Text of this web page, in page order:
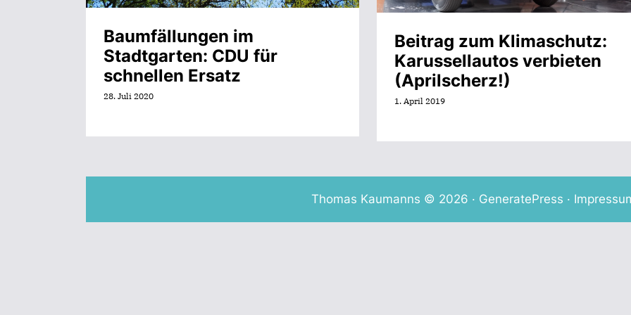
Baumfällungen im
Stadtgarten: CDU für
schnellen Ersatz
28. Juli 2020
Beitrag zum Klimaschutz:
Karussellautos verbieten
(Aprilscherz!)
1. April 2019
Thomas Kaumanns © 2026 · GeneratePress ·